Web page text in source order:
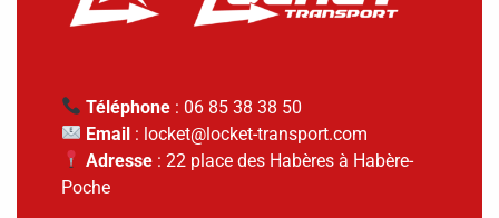
Téléphone : 06 85 38 38 50
Email : locket@locket-transport.com
Adresse : 22 place des Habères à Habère-
Poche